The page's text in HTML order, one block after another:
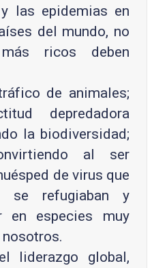
las epidemias en
del mundo, no
ricos deben
de animales;
depredadora
la biodiversidad;
al ser
de virus que
se refugiaban y
en especies muy
liderazgo global,